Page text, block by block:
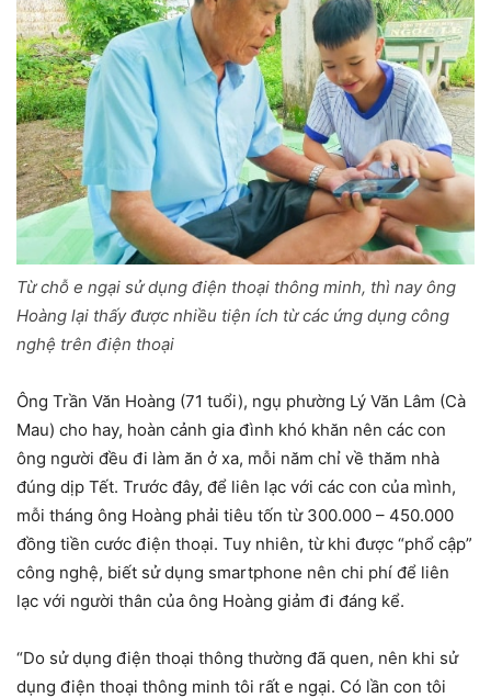
Từ chỗ e ngại sử dụng điện thoại thông minh, thì nay ông
Hoàng lại thấy được nhiều tiện ích từ các ứng dụng công
nghệ trên điện thoại
Ông Trần Văn Hoàng (71 tuổi), ngụ phường Lý Văn Lâm (Cà
Mau) cho hay, hoàn cảnh gia đình khó khăn nên các con
ông người đều đi làm ăn ở xa, mỗi năm chỉ về thăm nhà
đúng dịp Tết. Trước đây, để liên lạc với các con của mình,
mỗi tháng ông Hoàng phải tiêu tốn từ 300.000 – 450.000
đồng tiền cước điện thoại. Tuy nhiên, từ khi được “phổ cập”
công nghệ, biết sử dụng smartphone nên chi phí để liên
lạc với người thân của ông Hoàng giảm đi đáng kể.
“Do sử dụng điện thoại thông thường đã quen, nên khi sử
dụng điện thoại thông minh tôi rất e ngại. Có lần con tôi